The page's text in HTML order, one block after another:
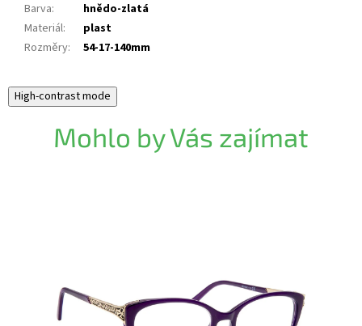
Barva:
hnědo-zlatá
Materiál:
plast
Rozměry: 54-17-140mm
High-contrast mode
Mohlo by Vás zajímat